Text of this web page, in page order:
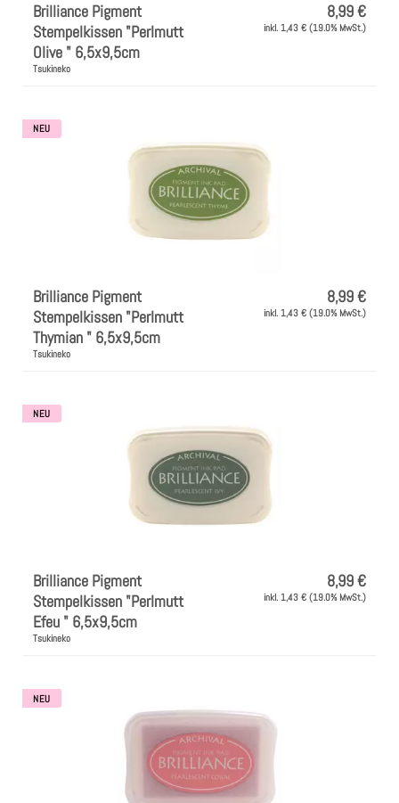
Brilliance Pigment
Stempelkissen "Perlmutt
Olive " 6,5x9,5cm
Tsukineko
8,99 €
inkl. 1,43 € (19.0% MwSt.)
NEU
Brilliance Pigment
Stempelkissen "Perlmutt
Thymian " 6,5x9,5cm
Tsukineko
8,99 €
inkl. 1,43 € (19.0% MwSt.)
NEU
Brilliance Pigment
Stempelkissen "Perlmutt
Efeu " 6,5x9,5cm
Tsukineko
8,99 €
inkl. 1,43 € (19.0% MwSt.)
NEU